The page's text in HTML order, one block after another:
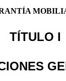
TÍTULO I